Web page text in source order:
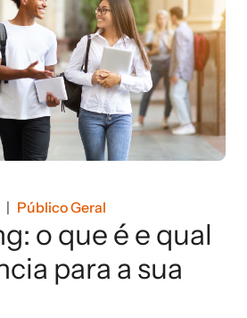
Público Geral
o que é e qual
para a sua